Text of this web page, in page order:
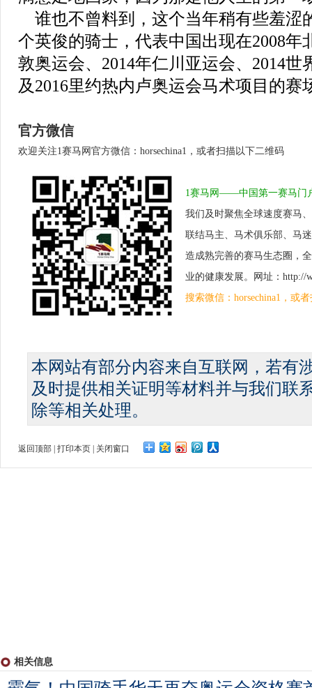
谁也不曾料到，这个当年稍有些羞涩
个英俊的骑士，代表中国出现在2008年
敦奥运会、2014年仁川亚运会、2014世
及2016里约热内卢奥运会马术项目的赛
官方微信
欢迎关注1赛马网官方微信：horsechina1，或者扫描以下二维码
1赛马网——中国第一赛马门
我们及时聚焦全球速度赛马
联结马主、马术俱乐部、马
造成熟完善的赛马生态圈，
业的健康发展。网址：http://
搜索微信：horsechina1，或
本网站有部分内容来自互联网，若有
及时提供相关证明等材料并与我们联
除等相关处理。
返回顶部 打印本页 关闭窗口
相关信息